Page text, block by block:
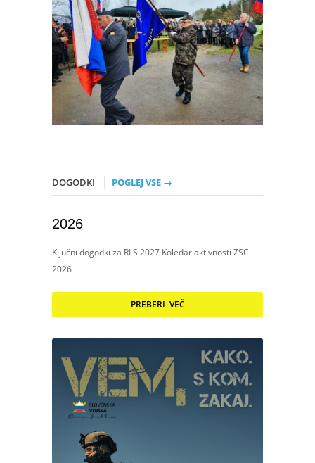
DOGODKI POGLEJ VSE →
2026
Ključni dogodki za RLS 2027 Koledar aktivnosti ZSC
2026
PREBERI VEČ